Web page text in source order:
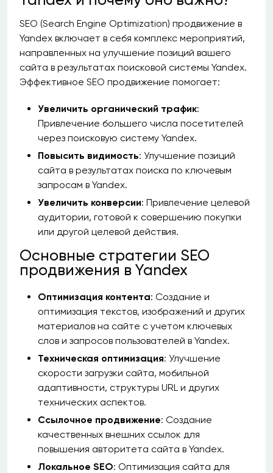
SEO (Search Engine Optimization) продвижение в
Yandex включает в себя комплекс мероприятий,
направленных на улучшение позиций вашего
сайта в результатах поисковой системы Yandex.
Эффективное SEO продвижение помогает:
Увеличить органический трафик:
Привлечение большего числа посетителей
через поисковую систему Yandex.
Повысить видимость: Улучшение позиций
сайта в результатах поиска по ключевым
запросам в Yandex.
Увеличить конверсии: Привлечение целевой
аудитории, готовой к совершению покупки
или другой целевой действия.
Основные стратегии SEO
продвижения в Yandex
Оптимизация контента: Создание и
оптимизация текстов, изображений и других
материалов на сайте с учетом ключевых
слов и запросов пользователей в Yandex.
Техническая оптимизация: Улучшение
скорости загрузки сайта, мобильной
адаптивности, структуры URL и других
технических аспектов.
Ссылочное продвижение: Создание
качественных внешних ссылок для
повышения авторитета сайта в Yandex.
Локальное SEO: Оптимизация сайта для